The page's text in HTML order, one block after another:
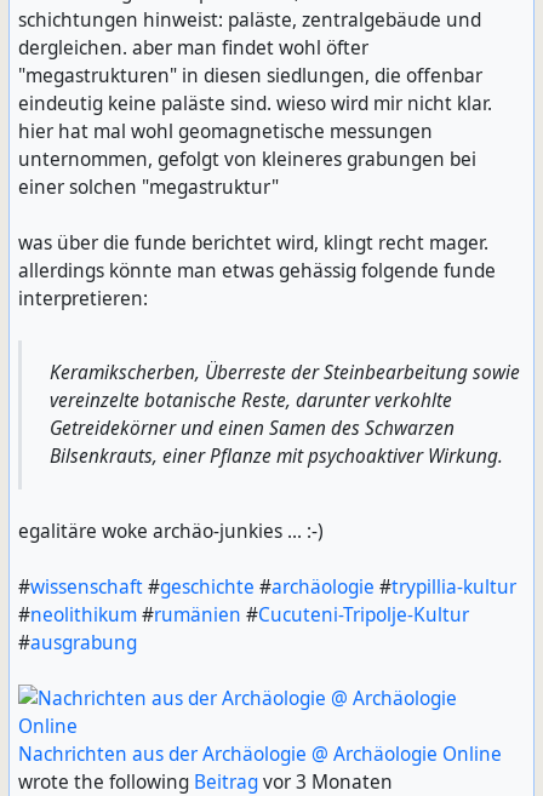
schichtungen hinweist: paläste, zentralgebäude und
dergleichen. aber man findet wohl öfter
"megastrukturen" in diesen siedlungen, die offenbar
eindeutig keine paläste sind. wieso wird mir nicht klar.
hier hat mal wohl geomagnetische messungen
unternommen, gefolgt von kleineres grabungen bei
einer solchen "megastruktur"
was über die funde berichtet wird, klingt recht mager.
allerdings könnte man etwas gehässig folgende funde
interpretieren:
Keramikscherben, Überreste der Steinbearbeitung sowie
vereinzelte botanische Reste, darunter verkohlte
Getreidekörner und einen Samen des Schwarzen
Bilsenkrauts, einer Pflanze mit psychoaktiver Wirkung.
egalitäre woke archäo-junkies ... :-)
#wissenschaft#geschichte #archäologie #trypillia-kultur
#neolithikum#rumänien #Cucuteni-Tripolje-Kultur
#ausgrabung
Nachrichten aus der Archäologie @ Archäologie Online
wrote the following Beitragvor 3 Monaten